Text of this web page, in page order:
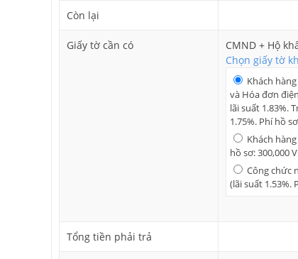
Còn lại
Giấy tờ cần có
CMND + Hộ
Chọn giấy tờ
Khách
và Hóa đơn
lãi suất 1.83%.
1.75%. Phí hồ
Khách
hồ sơ: 300,000
Công chức
(lãi suất 1.53%.
Tổng tiền phải trả